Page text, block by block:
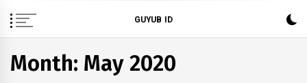
content
GUYUB ID
Month: May 2020